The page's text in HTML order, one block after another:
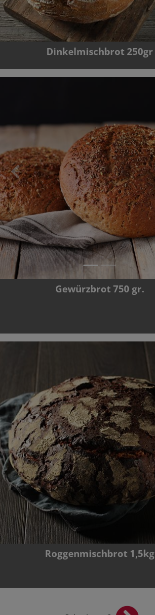
Dinkelmischbrot 250gr
Zurück
Gewürzbrot 750 gr.
Roggenmischbrot 1,5kg